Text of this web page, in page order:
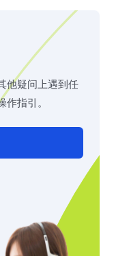
他疑问上遇到任
指引。